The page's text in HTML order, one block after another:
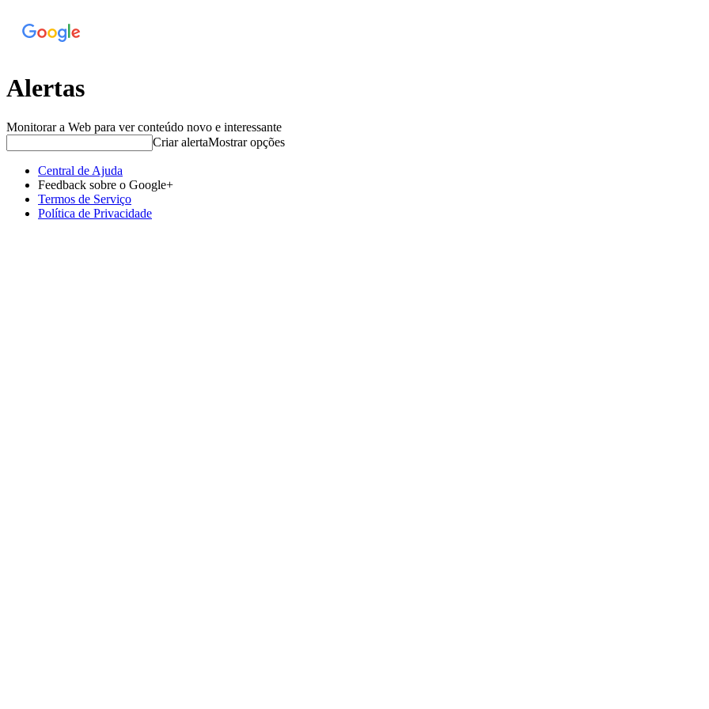
Alertas
Monitorar a Web para ver conteúdo novo e interessante
Criar alertaMostrar opções
Central de Ajuda
Feedback sobre o Google+
Termos de Serviço
Política de Privacidade